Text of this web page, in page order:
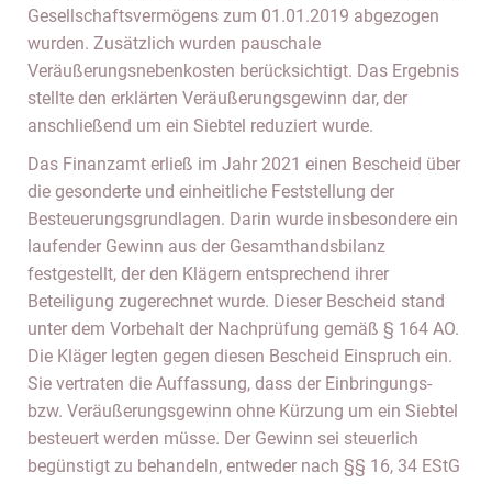
Gesellschaftsvermögens zum 01.01.2019 abgezogen
wurden. Zusätzlich wurden pauschale
Veräußerungsnebenkosten berücksichtigt. Das Ergebnis
stellte den erklärten Veräußerungsgewinn dar, der
anschließend um ein Siebtel reduziert wurde.
Das Finanzamt erließ im Jahr 2021 einen Bescheid über
die gesonderte und einheitliche Feststellung der
Besteuerungsgrundlagen. Darin wurde insbesondere ein
laufender Gewinn aus der Gesamthandsbilanz
festgestellt, der den Klägern entsprechend ihrer
Beteiligung zugerechnet wurde. Dieser Bescheid stand
unter dem Vorbehalt der Nachprüfung gemäß § 164 AO.
Die Kläger legten gegen diesen Bescheid Einspruch ein.
Sie vertraten die Auffassung, dass der Einbringungs-
bzw. Veräußerungsgewinn ohne Kürzung um ein Siebtel
besteuert werden müsse. Der Gewinn sei steuerlich
begünstigt zu behandeln, entweder nach §§ 16, 34 EStG